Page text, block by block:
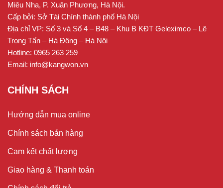
Miêu Nha, P. Xuân Phương, Hà Nội.
Cấp bởi: Sở Tài Chính thành phố Hà Nội
Địa chỉ VP: Số 3 và Số 4 – B48 – Khu B KĐT Geleximco – Lê
Trọng Tấn – Hà Đông – Hà Nội
Hotline: 0965 263 259
Email: info@kangwon.vn
CHÍNH SÁCH
Hướng dẫn mua online
Chính sách bán hàng
Cam kết chất lượng
Giao hàng & Thanh toán